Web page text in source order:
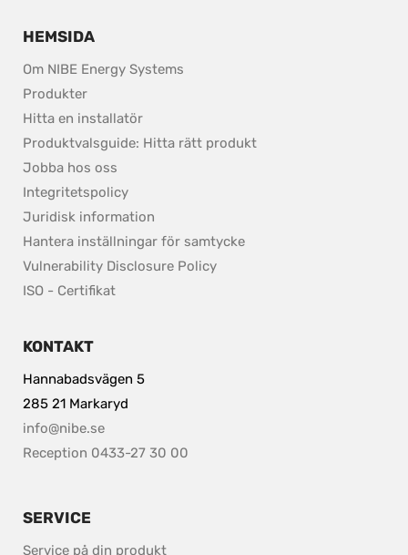
HEMSIDA
Om NIBE Energy Systems
Produkter
Hitta en installatör
Produktvalsguide: Hitta rätt produkt
Jobba hos oss
Integritetspolicy
Juridisk information
Hantera inställningar för samtycke
Vulnerability Disclosure Policypdf, 153.9 kB.
ISO - Certifikat
KONTAKT
Hannabadsvägen 5
285 21 Markaryd
info@nibe.se
Reception 0433-27 30 00
SERVICE
Service på din produkt